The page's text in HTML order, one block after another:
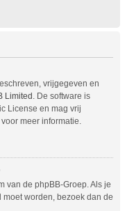
vrijgegeven en
Limited . De software is
License en mag vrij
voor meer informatie.
van de phpBB-Groep. Als je
worden, bezoek dan de